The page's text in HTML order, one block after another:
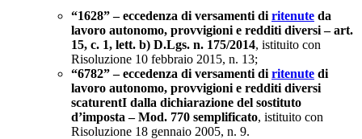
“1628” – eccedenza di versamenti di ritenute da
lavoro autonomo, provvigioni e redditi diversi – art.
15, c. 1, lett. b) D.Lgs. n. 175/2014, istituito con
Risoluzione 10 febbraio 2015, n. 13;
“6782” – eccedenza di versamenti di ritenute di
lavoro autonomo, provvigioni e redditi diversi
scaturentI dalla dichiarazione del sostituto
d’imposta – Mod. 770 semplificato, istituito con
Risoluzione 18 gennaio 2005, n. 9.